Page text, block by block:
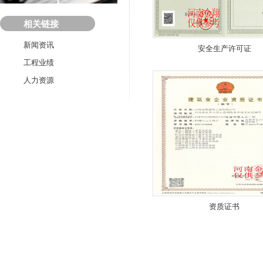
相关链接
新闻资讯
工程业绩
人力资源
安全生产许可证
资质证书